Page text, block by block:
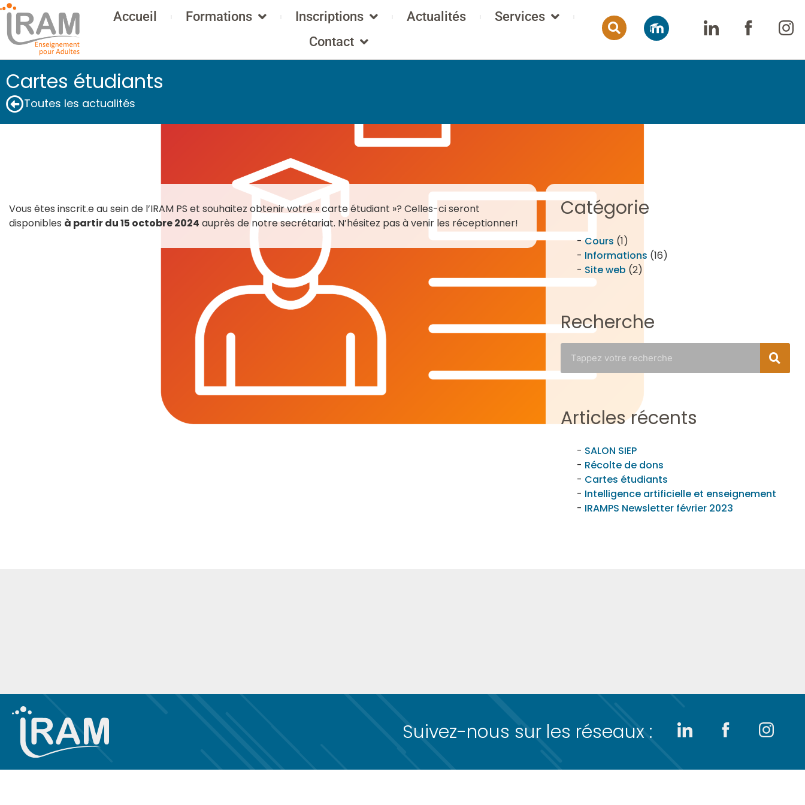
Accueil Formations Inscriptions Actualités
Services
Contact
Cartes étudiants
Toutes les actualités
Vous êtes inscrit.e au sein de l’IRAM PS et souhaitez obtenir votre « carte étudiant »? Celles-ci seront
disponibles à partir du 15 octobre 2024 auprès de notre secrétariat. N’hésitez pas à venir les réceptionner!
Catégorie
Cours (1)
Informations (16)
Site web (2)
Recherche
Articles récents
SALON SIEP
Récolte de dons
Cartes étudiants
Intelligence artificielle et enseignement
IRAMPS Newsletter février 2023
Suivez-nous sur les réseaux :